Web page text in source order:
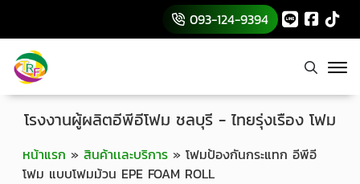
093-124-9394
หน้าแรก » สินค้าเเละบริการ » โฟมป้องกันกระแทก อีพีอี
โฟม แบบโฟมม้วน EPE FOAM ROLL
โรงงานผู้ผลิตอีพีอีโฟม ชลบุรี - ไทยรุ่งเรือง โฟม